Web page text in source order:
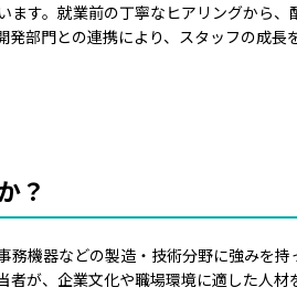
す。就業前の丁寧なヒアリングから
部門との連携により、スタッフの成
？
機器などの製造・技術分野に強みを
が、企業文化や職場環境に適した人材